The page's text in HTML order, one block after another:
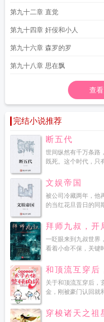
第九十二章 直觉
第九十四章 奸佞和小人
第九十六章 森罗的罗
第九十八章 思在飘
查看
完结小说推荐
断五代
世间纵然有千万条路
既死。这个时代，只
文娱帝国
被公司冷藏两年，他
的当红花旦昔日的同
拜师九叔，开
一眨眼来到九叔世界
看着小命不保，关键
和顶流互穿后
关于和顶流互穿后，
金，刚被豪门认回就
穿梭诸天之祖